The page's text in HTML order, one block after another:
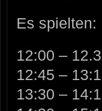
Es spielten:
12:00 –
12:45 –
13:30 –